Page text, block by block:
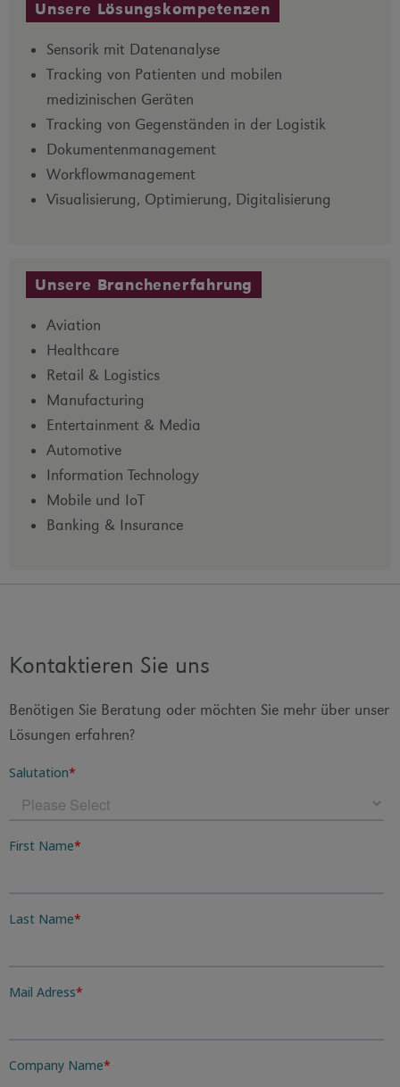
Unsere Lösungskompetenzen
Sensorik mit Datenanalyse
Tracking von Patienten und mobilen
medizinischen Geräten
Tracking von Gegenständen in der Logistik
Dokumentenmanagement
Workflowmanagement
Visualisierung, Optimierung, Digitalisierung
Unsere Branchenerfahrung
Aviation
Healthcare
Retail & Logistics
Manufacturing
Entertainment & Media
Automotive
Information Technology
Mobile und IoT
Banking & Insurance
Kontaktieren Sie uns
Benötigen Sie Beratung oder möchten Sie mehr über unser
Lösungen erfahren?